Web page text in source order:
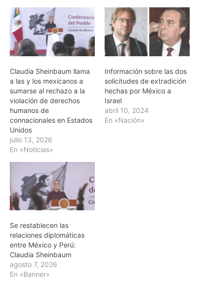
Claudia Sheinbaum llama
a las y los mexicanos a
sumarse al rechazo a la
violación de derechos
humanos de
connacionales en Estados
Unidos
julio 13, 2026
En «Noticias»
Información sobre las dos
solicitudes de extradición
hechas por México a
Israel
abril 10, 2024
En «Nación»
Se restablecen las
relaciones diplomáticas
entre México y Perú:
Claudia Sheinbaum
agosto 7, 2026
En «Banner»